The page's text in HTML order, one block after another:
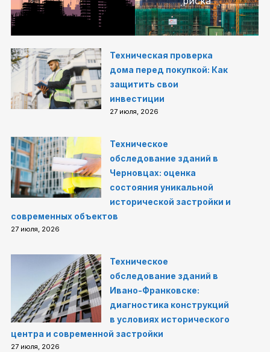
Техническая проверка
дома перед покупкой: Как
защитить свои
инвестиции
27 июля, 2026
Техническое
обследование зданий в
Черновцах: оценка
состояния уникальной
исторической застройки и
современных объектов
27 июля, 2026
Техническое
обследование зданий в
Ивано-Франковске:
диагностика конструкций
в условиях исторического
центра и современной застройки
27 июля, 2026